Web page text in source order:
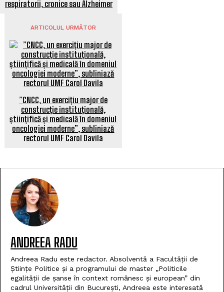
respiratorii, cronice sau Alzheimer
ARTICOLUL URMĂTOR
”CNCC, un exercițiu major de
construcție instituțională,
științifică și medicală în domeniul
oncologiei moderne”, subliniază
rectorul UMF Carol Davila
ANDREEA RADU
Andreea Radu este redactor. Absolventă a Facultății de
Științe Politice și a programului de master „Politicile
egalității de șanse în context românesc și european” din
cadrul Universității din București, Andreea este interesată